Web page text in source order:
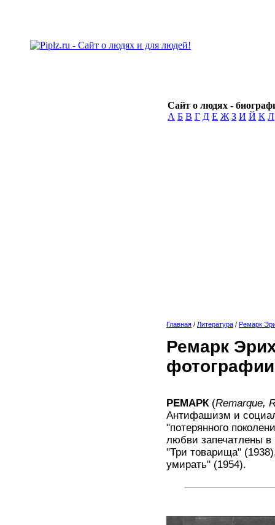
Сайт о людях -
А Б В Г Д Е Ж З И Й К Л
Главная / Литература / Ремарк
Ремарк
РЕМАРК(Remarque,
Антифашизм и
"потерянного
любви запечатлены
"Три товарища"
умирать" (1954).